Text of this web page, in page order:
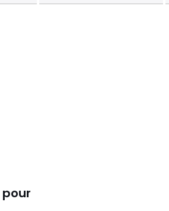
de l’emballage